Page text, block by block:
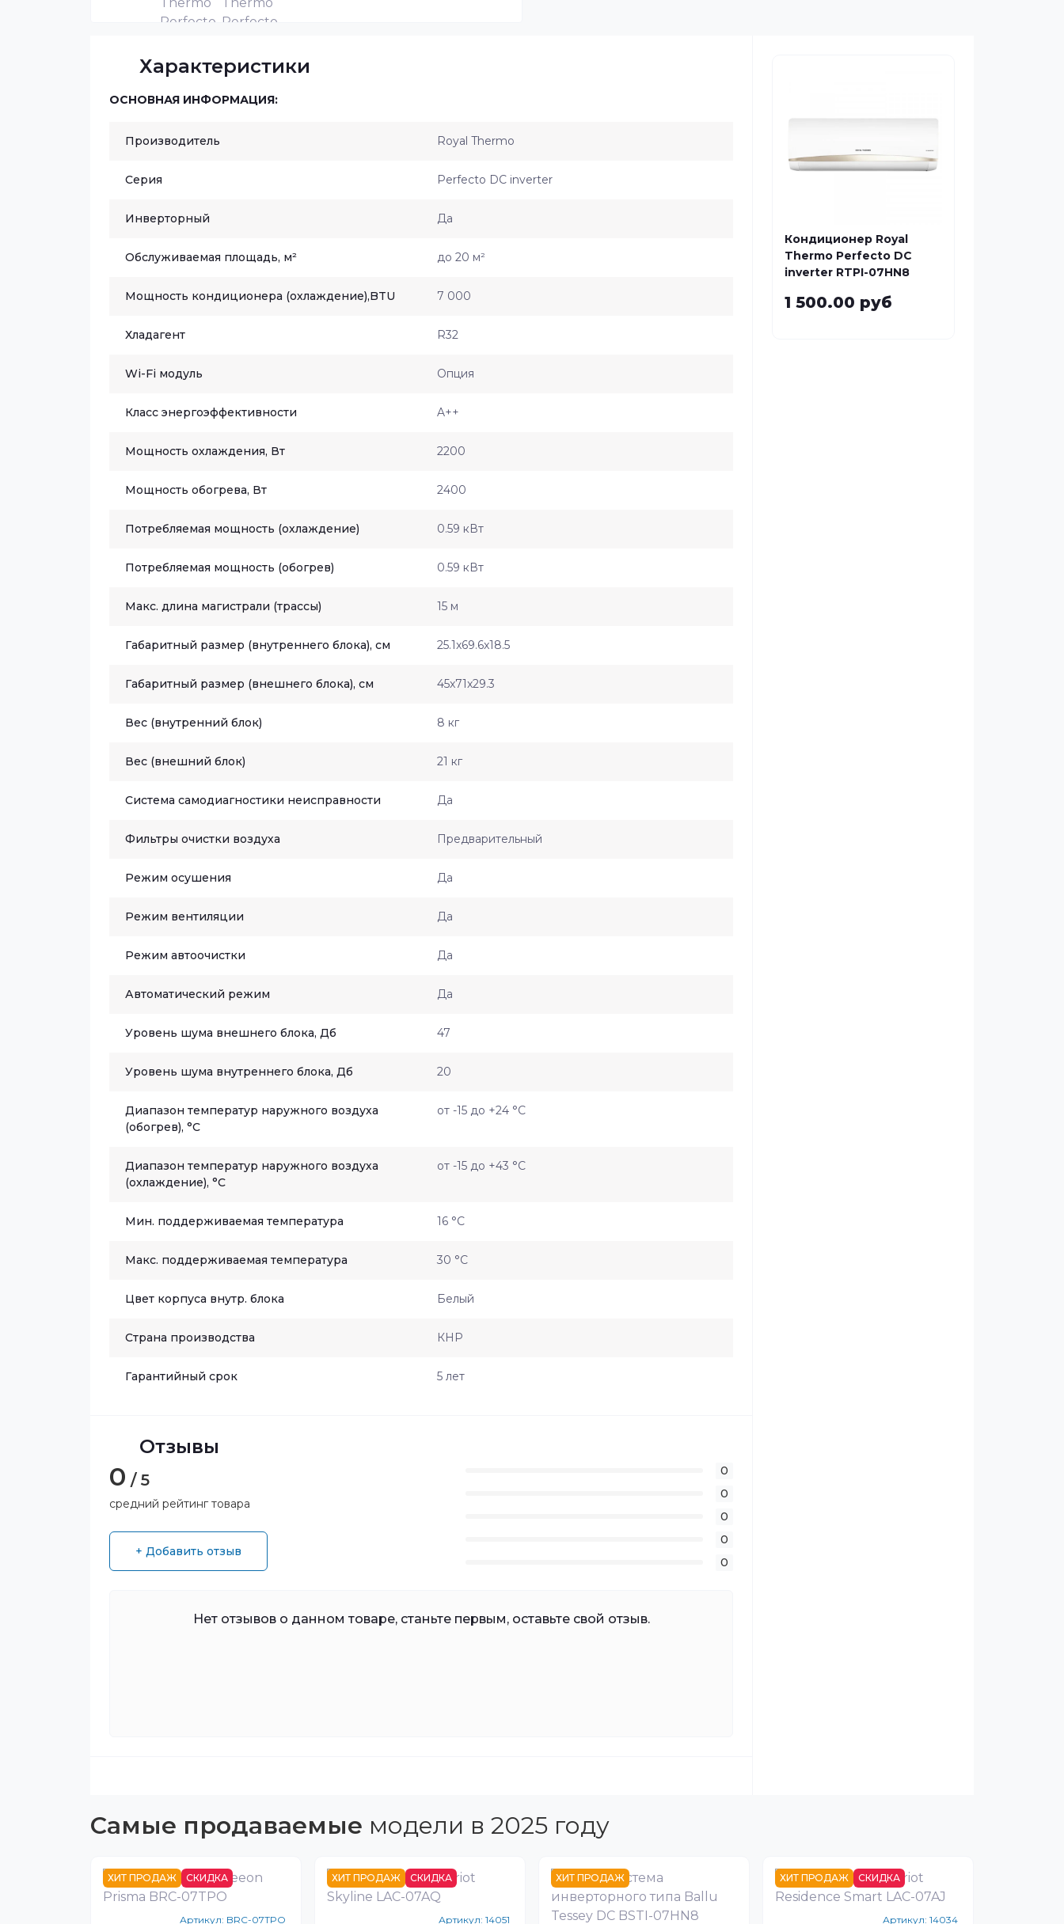
Характеристики
ОСНОВНАЯ ИНФОРМАЦИЯ:
Производитель Royal Thermo
Серия Perfecto DC inverter
Инверторный Да
Обслуживаемая площадь, м² до 20 м²
Мощность кондиционера (охлаждение),BTU 7 000
Хладагент R32
Wi-Fi модуль Опция
Класс энергоэффективности A++
Мощность охлаждения, Вт 2200
Мощность обогрева, Вт 2400
Потребляемая мощность (охлаждение) 0.59 кВт
Потребляемая мощность (обогрев) 0.59 кВт
Макс. длина магистрали (трассы) 15 м
Габаритный размер (внутреннего блока), см 25.1x69.6x18.5
Габаритный размер (внешнего блока), см 45x71x29.3
Вес (внутренний блок) 8 кг
Вес (внешний блок) 21 кг
Система самодиагностики неисправности Да
Фильтры очистки воздуха Предварительный
Режим осушения Да
Режим вентиляции Да
Режим автоочистки Да
Автоматический режим Да
Уровень шума внешнего блока, Дб 47
Уровень шума внутреннего блока, Дб 20
Диапазон температур наружного воздуха
(обогрев), °C
от -15 до +24 °С
Диапазон температур наружного воздуха
(охлаждение), °C
от -15 до +43 °С
Мин. поддерживаемая температура 16 °С
Макс. поддерживаемая температура 30 °С
Цвет корпуса внутр. блока Белый
Страна производства КНР
Гарантийный срок 5 лет
Отзывы
0 / 5
средний рейтинг товара
+ Добавить отзыв
0
0
0
0
0
Нет отзывов о данном товаре, станьте первым, оставьте свой отзыв.
Кондиционер Royal
Thermo Perfecto DC
inverter RTPI-07HN8
1 500.00 руб
Самые продаваемые модели в 2025 году
ХИТ ПРОДАЖ СКИДКА
Артикул: BRC-07TPO
ХИТ ПРОДАЖ СКИДКА
Артикул: 14051
ХИТ ПРОДАЖ ХИТ ПРОДАЖ СКИДКА
Артикул: 14034